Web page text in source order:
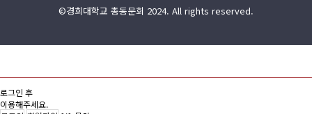
©경희대학교 총동문회 2024. All rights reserved.
로그인 후
이용해주세요.